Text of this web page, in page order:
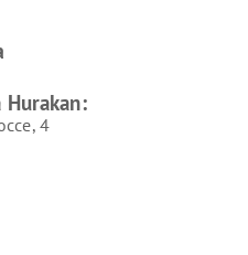
Hurakan:
4